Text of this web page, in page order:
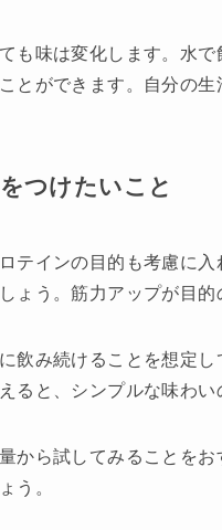
も味は変化します。水
とができます。自分の
つけたいこと
テインの目的も考慮に
ょう。筋力アップが目
飲み続けることを想定
ると、シンプルな味わい
から試してみることを
う。